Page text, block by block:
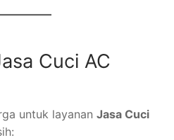
Cuci AC
untuk layanan Jasa Cuci